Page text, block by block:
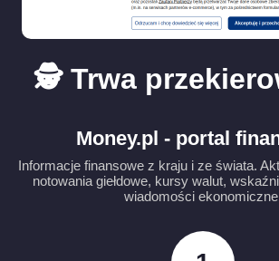
🕵️ Trwa
Money.pl - portal
Informacje finansowe z kraju i ze świata.
notowania giełdowe, kursy walut,
wiadomości